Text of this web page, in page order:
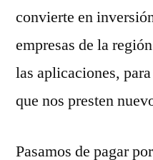
convierte en
empresas de la
las aplicaciones,
que nos presten
Pasamos de pagar